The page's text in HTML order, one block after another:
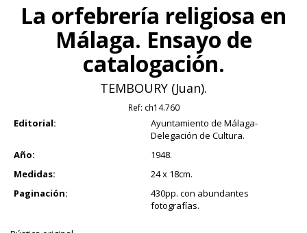
La orfebrería religiosa en
Málaga. Ensayo de
catalogación.
TEMBOURY (Juan).
Ref: ch14.760
Editorial:
Ayuntamiento de Málaga-
Delegación de Cultura.
Año:
1948.
Medidas:
24 x 18cm.
Paginación:
430pp. con abundantes
fotografías.